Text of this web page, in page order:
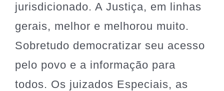
jurisdicionado. A Justiça, em linhas
gerais, melhor e melhorou muito.
Sobretudo democratizar seu acesso
pelo povo e a informação para
todos. Os juizados Especiais, as